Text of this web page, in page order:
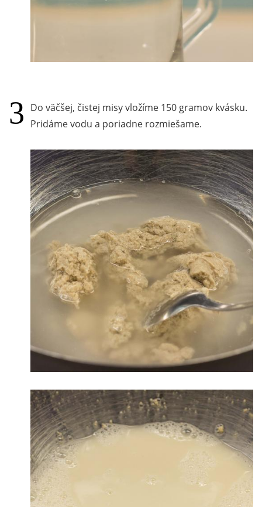
Do väčšej, čistej misy vložíme 150 gramov kvásku.
Pridáme vodu a poriadne rozmiešame.